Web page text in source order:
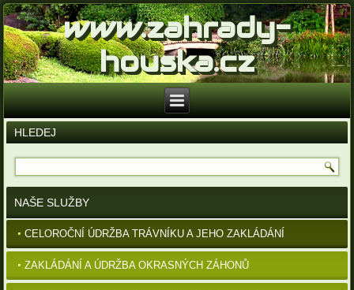
www.zahrady-
houska.cz
HLEDEJ
NAŠE SLUŽBY
CELOROČNÍ ÚDRŽBA TRÁVNÍKU A JEHO ZAKLÁDÁNÍ
ZAKLÁDÁNÍ A ÚDRŽBA OKRASNÝCH ZÁHONŮ